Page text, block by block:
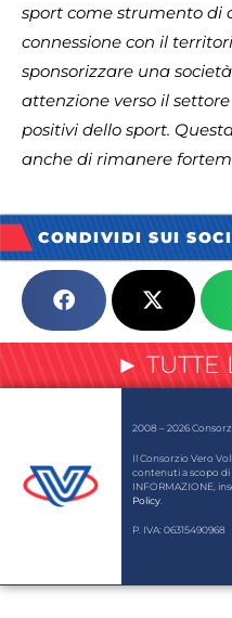
sport come strumento di
connessione con il
sponsorizzare una
attenzione verso il
positivi dello sport.
anche di rimanere
CONDIVIDI SUI
► TUTTE
2008 – 2026
Il Consorzio Vero
contenuti a scopo di
INFORMAZIONE,
Policy
P. IVA: 06315490968